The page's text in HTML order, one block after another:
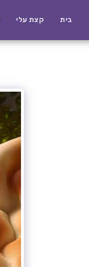
בית קצת עלי